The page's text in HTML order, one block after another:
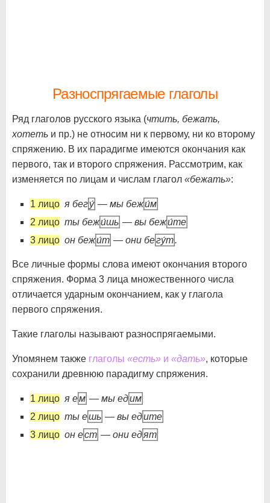
Разноспрягаемые глаголы
Ряд глаголов русского языка (чтить, бежать,
хотеть и пр.) не относим ни к первому, ни ко второму
спряжению. В их парадигме имеются окончания как
первого, так и второго спряжения. Рассмотрим, как
изменяется по лицам и числам глагол «бежать»:
1 лицо я бегу́ — мы бежи́м
2 лицо ты бежи́шь — вы бежи́те
3 лицо он бежи́т — они бегу́т.
Все личные формы слова имеют окончания второго
спряжения. Форма 3 лица множественного числа
отличается ударным окончанием, как у глагола
первого спряжения.
Такие глаголы называют разноспрягаемыми.
Упомянем также глаголы «есть» и «дать», которые
сохранили древнюю парадигму спряжения.
1 лицо я ем — мы едим
2 лицо ты ешь — вы едите
3 лицо он ест — они едят